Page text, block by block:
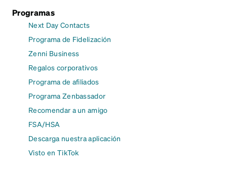
Programas
Next Day Contacts
Programa de Fidelización
Zenni Business
Regalos corporativos
Programa de afiliados
Programa Zenbassador
Recomendar a un amigo
FSA/HSA
Descarga nuestra aplicación
Visto en TikTok